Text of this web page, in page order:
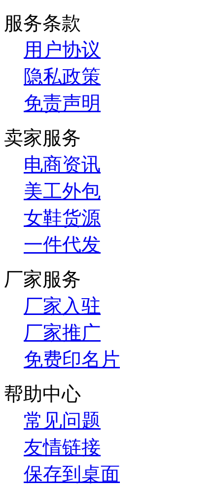
服务条款
用户协议
隐私政策
免责声明
卖家服务
电商资讯
美工外包
女鞋货源
一件代发
厂家服务
厂家入驻
厂家推广
免费印名片
帮助中心
常见问题
友情链接
保存到桌面